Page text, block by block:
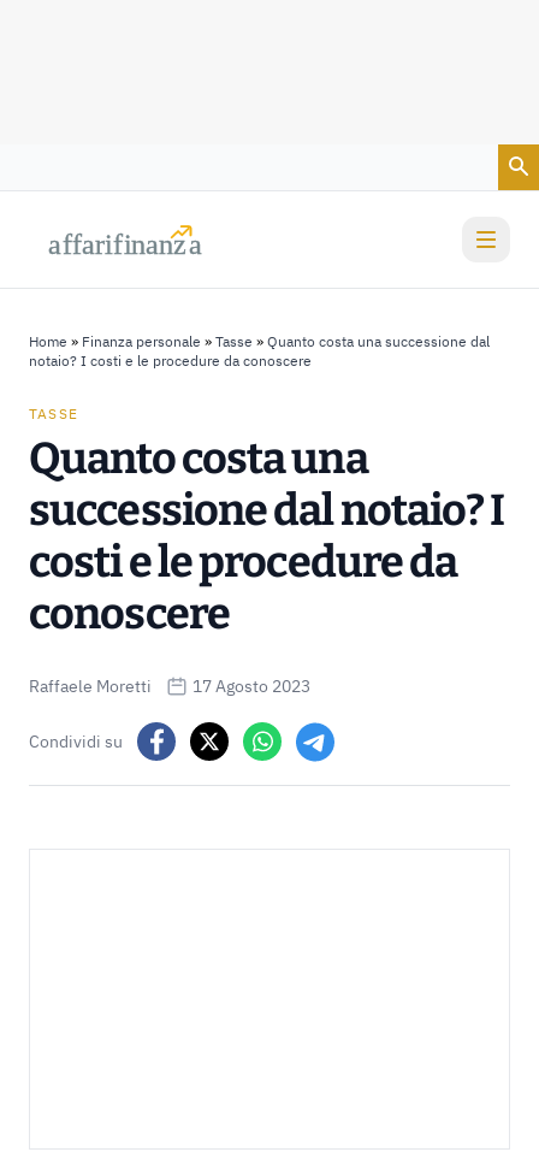
affarifinanza
affarifinanza
Home » Finanza personale » Tasse » Quanto costa una successione dal
notaio? I costi e le procedure da conoscere
TASSE
Quanto costa una
successione dal notaio? I
costi e le procedure da
conoscere
Raffaele Moretti 17 Agosto 2023
Condividi su